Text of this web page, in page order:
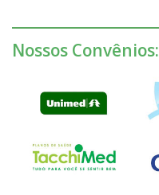
Nossos Convênios: